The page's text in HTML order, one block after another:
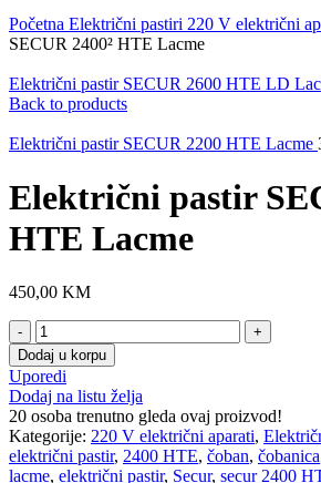
Početna Električni pastiri 220 V električni
SECUR 2400² HTE Lacme
Električni pastir SECUR 2600 HTE LD
Back to products
Električni pastir SECUR 2200 HTE Lacme
Električni pastir
HTE Lacme
450,00 KM
Električni
pastir
SECUR
2400²
HTE
Lacme
količina
Dodaj u korpu
Uporedi
Dodaj na listu želja
20 osoba trenutno gleda ovaj proizvod!
Kategorije: 220 V električni aparati,
električni pastir, 2400 HTE, čoban, čobanica
lacme, električni pastir, Secur, secur 2400